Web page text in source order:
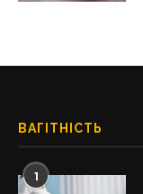
ВАГІТНІСТЬ
1